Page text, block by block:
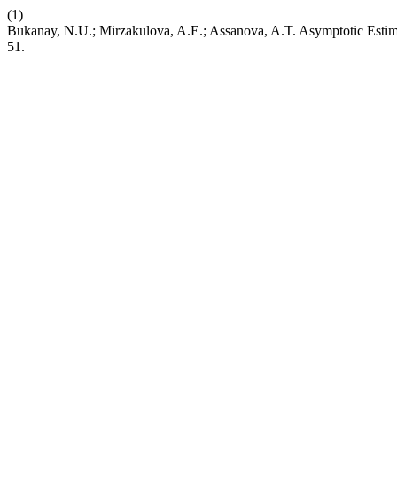
(1)
Bukanay, N.U.; Mirzakulova, A.E.; Assanova, A.T. Asymptotic
51.